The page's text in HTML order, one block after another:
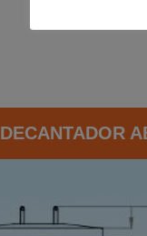
DECANTADOR